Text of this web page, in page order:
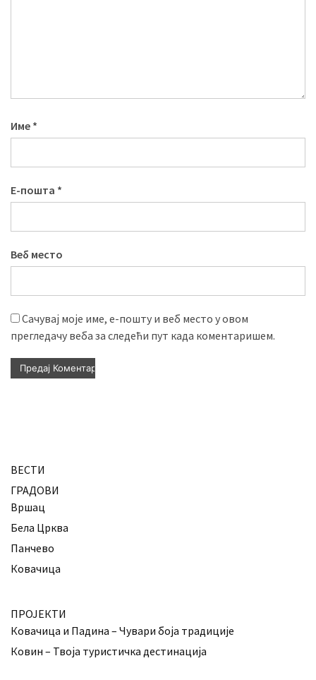
Име *
Е-пошта *
Веб место
Сачувај моје име, е-пошту и веб место у овом
прегледачу веба за следећи пут када коментаришем.
ВЕСТИ
ГРАДОВИ
Вршац
Бела Црква
Панчево
Ковачица
ПРОЈЕКТИ
Ковачица и Падина – Чувари боја традиције
Ковин – Твоја туристичка дестинација